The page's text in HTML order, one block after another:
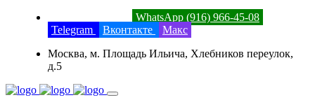
WhatsApp (916) 966-45-08
Telegram
Вконтакте
Макс
Москва, м. Площадь Ильича, Хлебников переулок,
д.5